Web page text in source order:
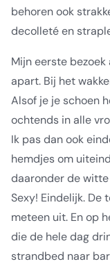
behoren ook
decolleté en
Mijn eerste
apart. Bij het
Alsof je je schoen
ochtends in alle
Ik pas dan ook
hemdjes om
daaronder de
Sexy! Eindelijk. De
meteen uit. En op
die de hele dag
strandbed naar